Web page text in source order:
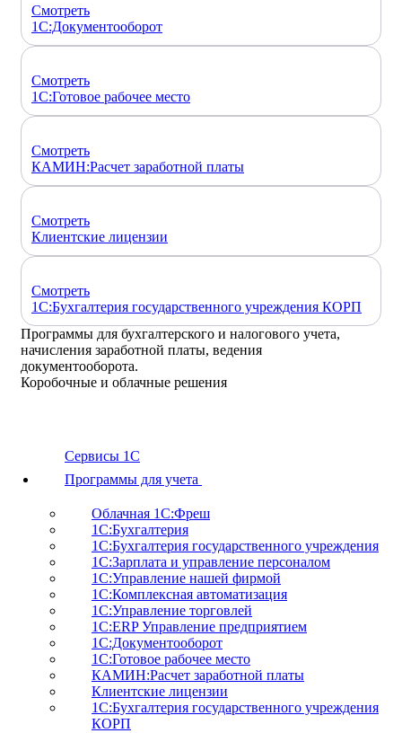
Смотреть
1С:Документооборот
Смотреть
1C:Готовое рабочее место
Смотреть
КАМИН:Расчет заработной платы
Смотреть
Клиентские лицензии
Смотреть
1С:Бухгалтерия государственного учреждения КОРП
Программы для бухгалтерского и налогового учета,
начисления заработной платы, ведения
документооборота.
Коробочные и облачные решения
Сервисы 1С
Программы для учета
Облачная 1С:Фреш
1С:Бухгалтерия
1С:Бухгалтерия государственного учреждения
1С:Зарплата и управление персоналом
1С:Управление нашей фирмой
1С:Комплексная автоматизация
1С:Управление торговлей
1С:ERP Управление предприятием
1С:Документооборот
1C:Готовое рабочее место
КАМИН:Расчет заработной платы
Клиентские лицензии
1С:Бухгалтерия государственного учреждения
КОРП